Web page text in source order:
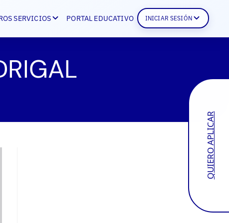
SERVICIOS PORTAL EDUCATIVO INICIAR SESIÓN
QUIERO APLICAR